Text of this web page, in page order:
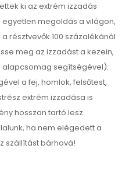
ki az extrém izzadás
megoldás a világon,
résztvevők 100 százalékánál
meg az izzadást a kezein,
segítségével).
a fej, homlok, felsőtest,
extrém izzadása is
hosszan tartó lesz.
ha nem elégedett a
szállítást bárhová!